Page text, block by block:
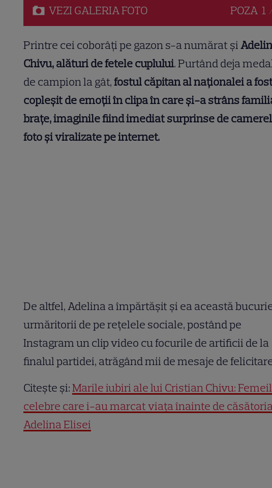
VEZI GALERIAFOTO POZA 1
Printre cei coborâți pe gazon s-a numărat și
Chivu, alături de fetele cuplului. Purtând deja
de campion la gât,fostul căpitan al naționalei a
copleșit de emoții în clipa în care și-a strâns
brațe, imaginile fiind imediat surprinse de
foto și viralizate pe internet.
De altfel, Adelina a împărtășit și ea această
urmăritorii de pe rețelele sociale, postând pe
Instagram un clip video cu focurile de artificii de la
finalul partidei, atrăgând mii de mesaje de
Citește și:Marile iubiri ale lui Cristian Chivu:
celebre care i-au marcat viața înainte de
Adelina Elisei